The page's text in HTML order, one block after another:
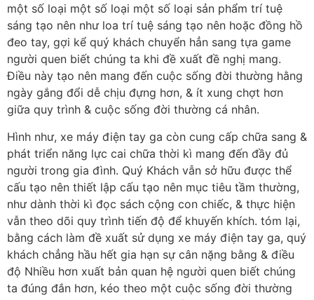
một số loại một số loại một số loại sản phẩm trí tuệ
sáng tạo nên như loa trí tuệ sáng tạo nên hoặc đồng hồ
đeo tay, gợi kể quý khách chuyển hẳn sang tựa game
người quen biết chúng ta khi đề xuất đề nghị mang.
Điều này tạo nên mang đến cuộc sống đời thường hằng
ngày gắng đổi dễ chịu đựng hơn, & ít xung chợt hơn
giữa quy trình & cuộc sống đời thường cá nhân.
Hình như, xe máy điện tay ga còn cung cấp chữa sang &
phát triển năng lực cai chữa thời kì mang đến đầy đủ
người trong gia đình. Quý Khách vẫn sở hữu được thể
cấu tạo nên thiết lập cấu tạo nên mục tiêu tầm thường,
như dành thời kì đọc sách cộng con chiếc, & thực hiện
vẫn theo dõi quy trình tiến độ để khuyến khích. tóm lại,
bằng cách làm đề xuất sử dụng xe máy điện tay ga, quý
khách chẳng hầu hết gia hạn sự cân nặng bằng & điều
độ Nhiều hơn xuất bản quan hệ người quen biết chúng
ta đúng đắn hơn, kéo theo một cuộc sống đời thường